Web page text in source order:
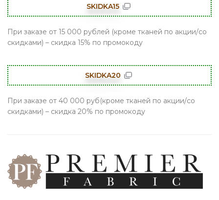
SKIDKA15
При заказе от 15 000 рублей (кроме тканей по акции/со
скидками) – скидка 15% по промокоду
SKIDKA20
При заказе от 40 000 руб(кроме тканей по акции/со
скидками) – скидка 20% по промокоду